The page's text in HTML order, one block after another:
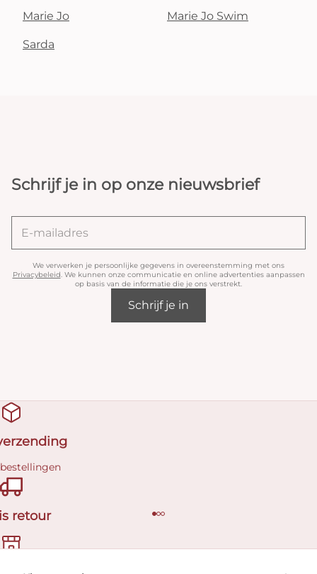
Marie Jo Marie Jo Swim
Sarda
Schrijf je in op onze nieuwsbrief
We verwerken je persoonlijke gegevens in overeenstemming met ons
Privacybeleid. We kunnen onze communicatie en online advertenties aanpassen
op basis van de informatie die je ons verstrekt.
Schrijf je in
retour